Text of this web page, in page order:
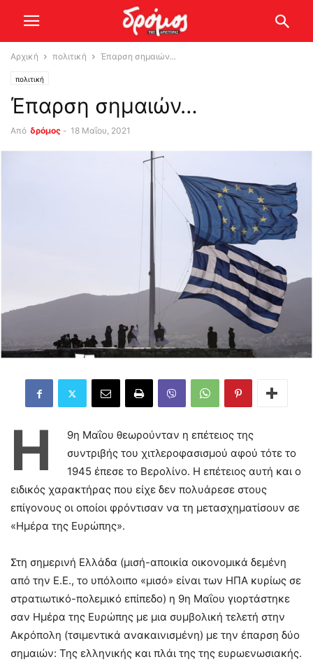
Αρχική πολιτική Έπαρση σημαιών…
πολιτική
Έπαρση σημαιών…
Από δρόμος - 18 Μαΐου, 2021
Η
9η Μαΐου θεωρούνταν η επέτειος της
συντριβής του χιτλεροφασισμού αφού τότε το
1945 έπεσε το Βερολίνο. Η επέτειος αυτή και ο
ειδικός χαρακτήρας που είχε δεν πολυάρεσε στους
επίγονους οι οποίοι φρόντισαν να τη μετασχηματίσουν σε
«Ημέρα της Ευρώπης».
Στη σημερινή Ελλάδα (μισή-αποικία οικονομικά δεμένη
από την Ε.Ε., το υπόλοιπο «μισό» είναι των ΗΠΑ κυρίως σε
στρατιωτικό-πολεμικό επίπεδο) η 9η Μαΐου γιορτάστηκε
σαν Ημέρα της Ευρώπης με μια συμβολική τελετή στην
Ακρόπολη (τσιμεντικά ανακαινισμένη) με την έπαρση δύο
σημαιών: Της ελληνικής και πλάι της της ευρωενωσιακής.